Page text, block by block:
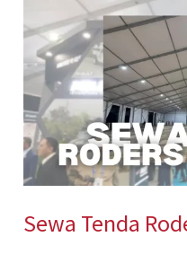
Sewa Tenda
Tenda
Roders
Jakarta